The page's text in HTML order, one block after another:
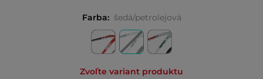
Farba: šedá/petrolejová
Zvoľte variant produktu